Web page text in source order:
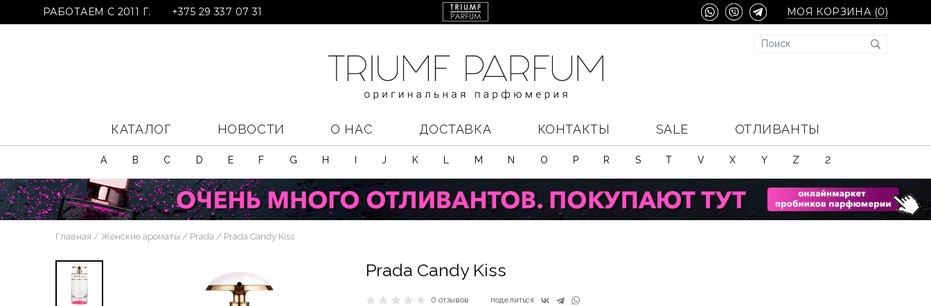
РАБОТАЕМ С 2011 Г. +375 29 337 07 31 МОЯ КОРЗИНА (0)
КАТАЛОГ НОВОСТИ О НАС ДОСТАВКА КОНТАКТЫ SALE ОТЛИВАНТЫ
A B C D E F G H J K M N O P R S T V X Y Z 2
Главная Женские ароматы Prada Prada Candy Kiss
Prada Candy Kiss
0 отзывов поделиться